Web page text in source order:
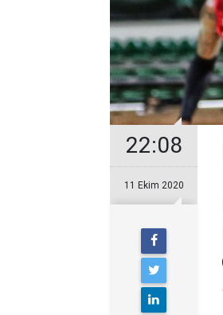
22:08
11 Ekim 2020